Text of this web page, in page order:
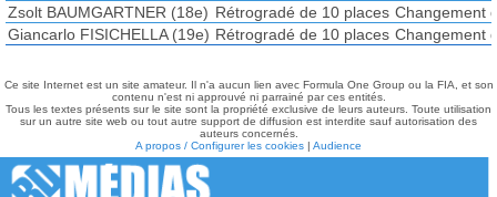
Zsolt BAUMGARTNER (18e) Rétrogradé de 10 places Changement
Giancarlo FISICHELLA (19e) Rétrogradé de 10 places Changement
Ce site Internet est un site amateur. Il n'a aucun lien avec Formula One Group ou la FIA, et son
contenu n'est ni approuvé ni parrainé par ces entités.
Tous les textes présents sur le site sont la propriété exclusive de leurs auteurs. Toute utilisation
sur un autre site web ou tout autre support de diffusion est interdite sauf autorisation des
auteurs concernés.
A propos / Configurer les cookies | Audience